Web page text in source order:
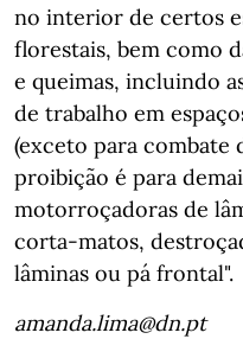
no interior de certos
florestais, bem como
e queimas, incluindo
de trabalho em
(exceto para combate
proibição é para
motorroçadoras de
corta-matos,
lâminas ou pá frontal".
amanda.lima@dn.pt